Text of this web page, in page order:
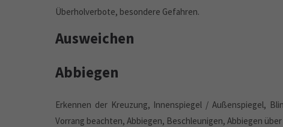
Überholverbote, besondere Gefahren.
Ausweichen
Abbiegen
Erkennen der Kreuzung, Innenspiegel / Außenspiegel,
Vorrang beachten, Abbiegen, Beschleunigen, Abbiegen